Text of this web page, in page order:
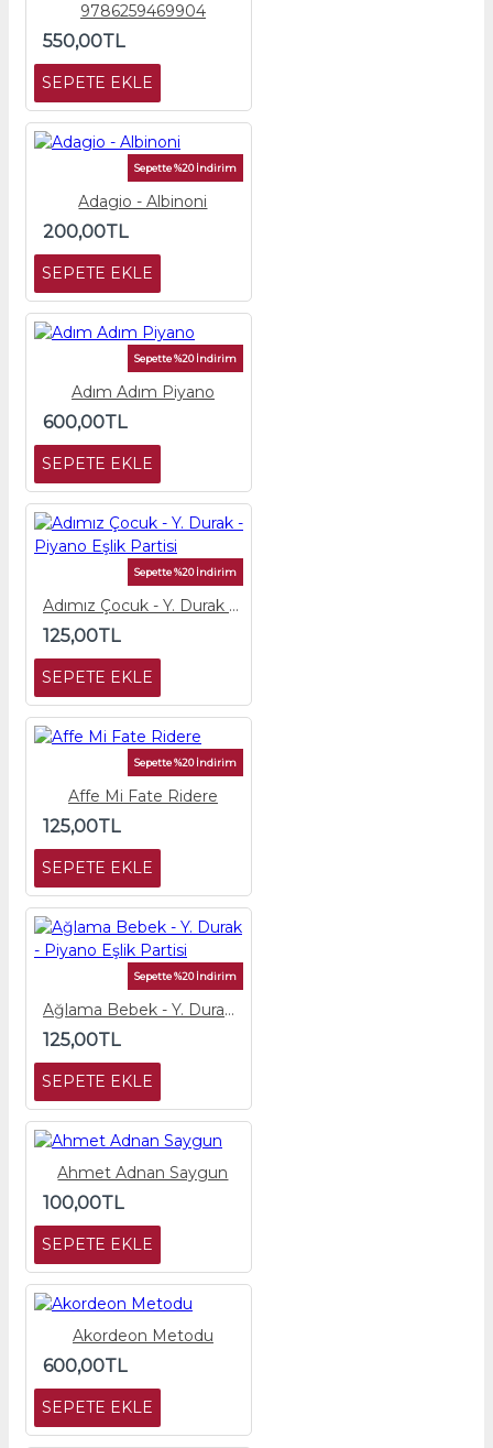
9786259469904
550,00TL
SEPETE EKLE
Sepette %20 İndirim
Adagio - Albinoni
200,00TL
SEPETE EKLE
Sepette %20 İndirim
Adım Adım Piyano
600,00TL
SEPETE EKLE
Sepette %20 İndirim
Adımız Çocuk - Y. Durak - Piyano Eşlik Partisi
125,00TL
SEPETE EKLE
Sepette %20 İndirim
Affe Mi Fate Ridere
125,00TL
SEPETE EKLE
Sepette %20 İndirim
Ağlama Bebek - Y. Durak - Piyano Eşlik Partisi
125,00TL
SEPETE EKLE
Ahmet Adnan Saygun
100,00TL
SEPETE EKLE
Akordeon Metodu
600,00TL
SEPETE EKLE